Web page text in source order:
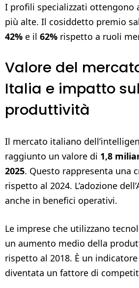
I profili specializzati ottengono
più alte. Il cosiddetto premio
42% e il 62% rispetto a ruoli
Valore del
Italia e impatto
produttività
Il mercato italiano
raggiunto un valore di 1,8
2025. Questo rappresenta una
rispetto al 2024. L’adozione
anche in benefici operativi.
Le imprese che utilizzano
un aumento medio della
rispetto al 2018. È un indicatore
diventata un fattore di